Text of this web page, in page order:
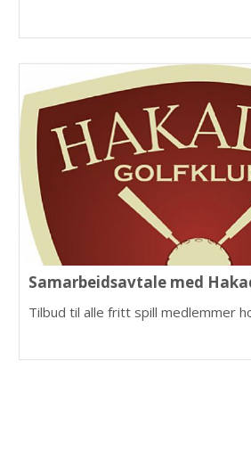
Samarbeidsavtale med
Tilbud til alle fritt spill medlemmer